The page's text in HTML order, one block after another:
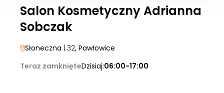
Salon Kosmetyczny Adrianna
Sobczak
Słoneczna | 32, Pawłowice
Teraz zamknięteDzisiaj:06:00-17:00